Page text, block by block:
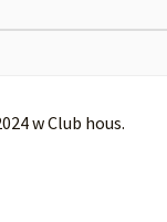
w Club hous.